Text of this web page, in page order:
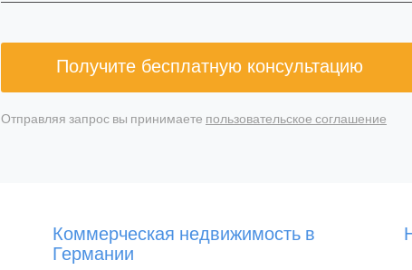
Получите бесплатную консультацию
Отправляя запрос вы принимаете пользовательское соглашение
Коммерческая недвижимость в
Германии